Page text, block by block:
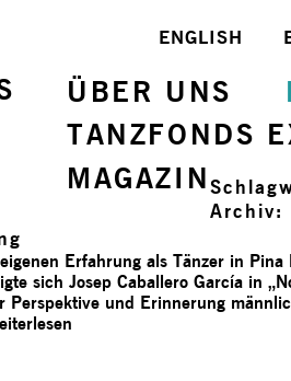
ENGLISH
ÜBER UNS
TANZFONDS
MAGAZIN
Erfahrung als Tänzer in
sich Josep Caballero García in
Perspektive und Erinnerung